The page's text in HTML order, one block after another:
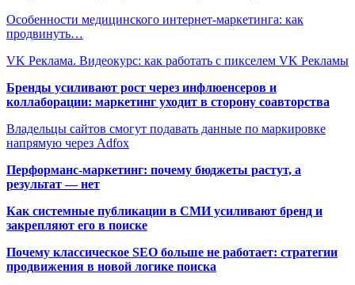
Особенности медицинского интернет-маркетинга: как
продвинуть…
VK Реклама. Видеокурс: как работать с пикселем VK Рекламы
Бренды усиливают рост через инфлюенсеров и
коллаборации: маркетинг уходит в сторону соавторства
Владельцы сайтов смогут подавать данные по маркировке
напрямую через Adfox
Перформанс-маркетинг: почему бюджеты растут, а
результат — нет
Как системные публикации в СМИ усиливают бренд и
закрепляют его в поиске
Почему классическое SEO больше не работает: стратегии
продвижения в новой логике поиска